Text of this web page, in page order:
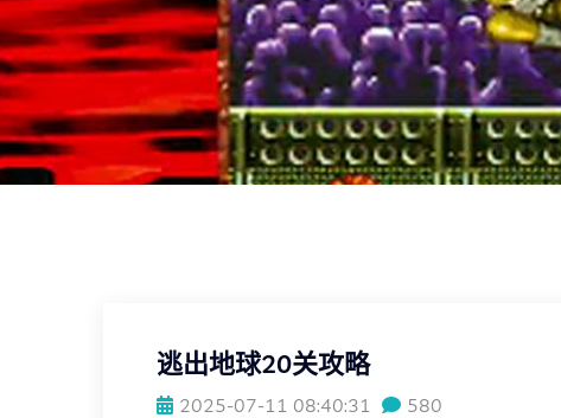
逃出地球20关攻略
2025-07-11 08:40:31 580